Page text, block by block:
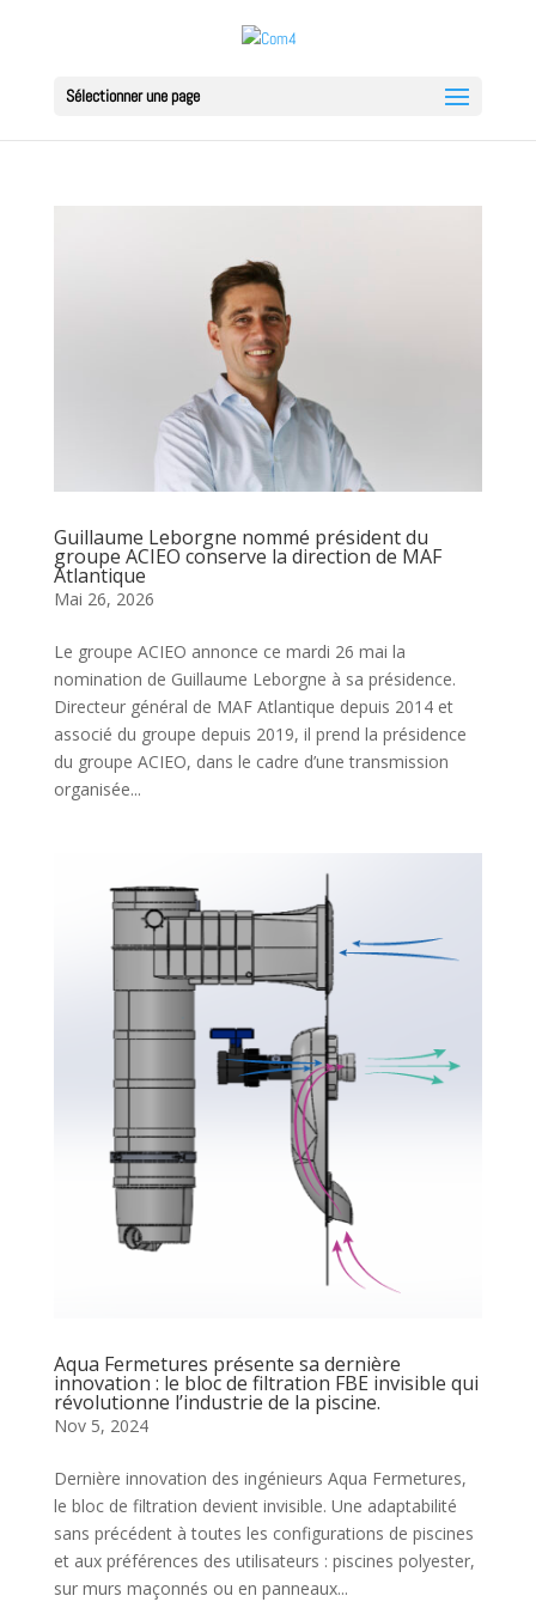
Sélectionner une page
Guillaume Leborgne nommé président du
groupe ACIEO conserve la direction de MAF
Atlantique
Mai 26, 2026
Le groupe ACIEO annonce ce mardi 26 mai la
nomination de Guillaume Leborgne à sa présidence.
Directeur général de MAF Atlantique depuis 2014 et
associé du groupe depuis 2019, il prend la présidence
du groupe ACIEO, dans le cadre d’une transmission
organisée...
Aqua Fermetures présente sa dernière
innovation : le bloc de filtration FBE invisible qui
révolutionne l’industrie de la piscine.
Nov 5, 2024
Dernière innovation des ingénieurs Aqua Fermetures,
le bloc de filtration devient invisible. Une adaptabilité
sans précédent à toutes les configurations de piscines
et aux préférences des utilisateurs : piscines polyester,
sur murs maçonnés ou en panneaux...